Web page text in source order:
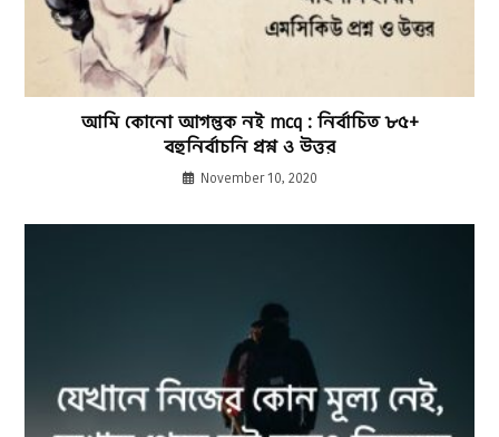
আমি কোনো আগন্তুক নই mcq : নির্বাচিত ৮৫+
বহুনির্বাচনি প্রশ্ন ও উত্তর
November 10, 2020